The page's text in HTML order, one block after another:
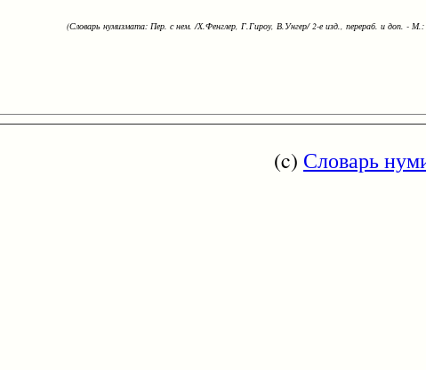
(Словарь нумизмата: Пер. с нем. /Х.Фенглер, Г.Гироу, В.Унгер/ 2-е изд., перераб. и доп. - М.:
(c) Словарь